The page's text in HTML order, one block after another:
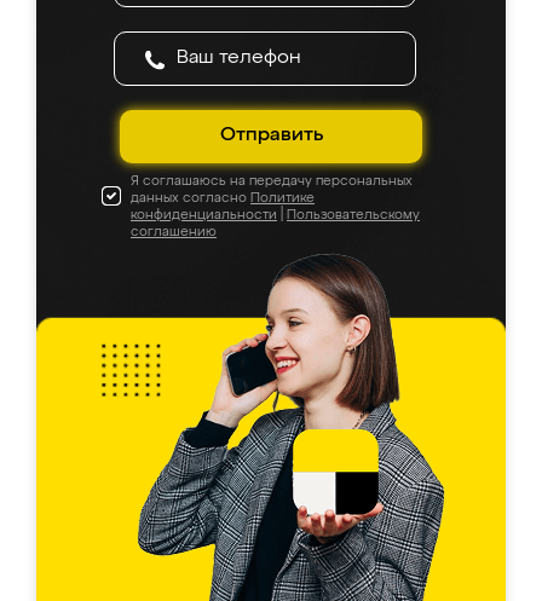
Отправить
Я соглашаюсь на передачу персональных
данных согласно Политике
конфиденциальности
Пользовательскому
соглашению